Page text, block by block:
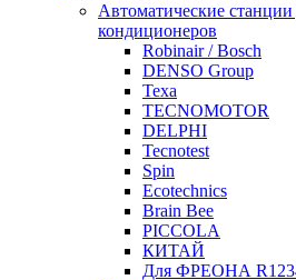
Автоматические станции
кондиционеров
Robinair / Bosch
DENSO Group
Texa
TECNOMOTOR
DELPHI
Tecnotest
Spin
Ecotechnics
Brain Bee
PICCOLA
КИТАЙ
Для ФРЕОНА